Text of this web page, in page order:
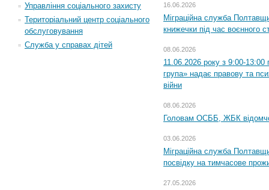
Управління соціального захисту
Територіальний центр соціального
обслуговування
Служба у справах дітей
16.06.2026
Міграційна служба
книжечки під час воєнного
08.06.2026
11.06.2026 року з 9:00-13:00
група» надає правову та
війни
08.06.2026
Головам ОСББ, ЖБК
03.06.2026
Міграційна служба
посвідку на тимчасове
27.05.2026